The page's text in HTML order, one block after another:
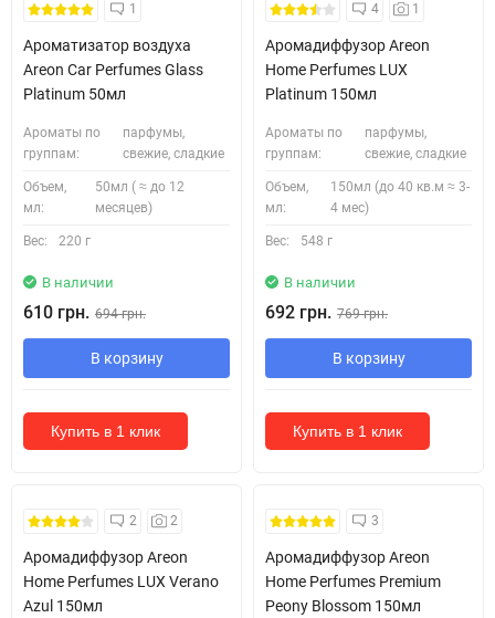
1
Ароматизатор воздуха
Areon Car Perfumes Glass
Platinum 50мл
Ароматы по
группам:
парфумы,
свежие, сладкие
Объем,
мл:
50мл ( ≈ до 12
месяцев)
Вес: 220 г
В наличии
610 грн. 694 грн.
В корзину
Купить в 1 клик
4 1
Аромадиффузор Areon
Home Perfumes LUX
Platinum 150мл
Ароматы по
группам:
парфумы,
свежие, сладкие
Объем,
мл:
150мл (до 40 кв.м ≈ 3-
4 мес)
Вес: 548 г
В наличии
692 грн. 769 грн.
В корзину
Купить в 1 клик
2 2
Аромадиффузор Areon
Home Perfumes LUX Verano
Azul 150мл
3
Аромадиффузор Areon
Home Perfumes Premium
Peony Blossom 150мл